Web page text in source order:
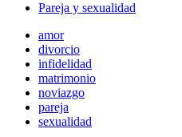
Pareja y sexualidad
amor
divorcio
infidelidad
matrimonio
noviazgo
pareja
sexualidad